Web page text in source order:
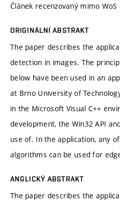
Článek recenzovaný mimo WoS
ORIGINÁLNÍ ABSTRAKT
The paper describes the
detection in images. The
below have been used in an
at Brno University of
in the Microsoft Visual C++
development, the Win32 API
use of. In the application, any
algorithms can be used for
ANGLICKÝ ABSTRAKT
The paper describes the